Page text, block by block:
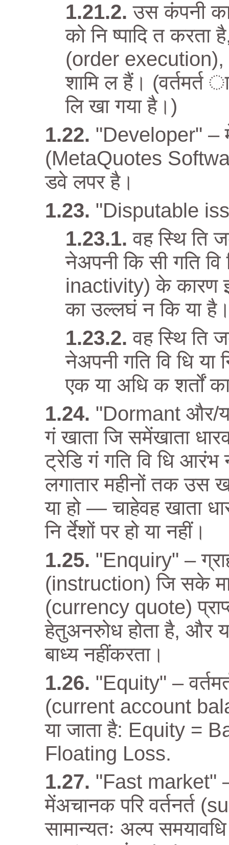
उस कंपनी
को नि ष्पादि त
(order execution),
शामि ल हैं। (वर्तमर्त
लि खा गया है।)
"Developer" –
(MetaQuotes
डवे लपर है।
"Disputable
वह स्थि ति
नेअपनी कि सी गति वि
inactivity) के कारण
का उल्लघं न कि या
वह स्थि ति
नेअपनी गति वि धि
एक या अधि क शर्तों
"Dormant और/
गं खाता जि समेंखाता
ट्रेडि गं गति वि धि आरंभ
लगातार महीनों तक उस
या हो — चाहेवह खाता
नि र्देशों पर हो या नहीं।
"Enquiry" –
(instruction) जि सके
(currency quote)
हेतुअनरुोध होता है, और
बाध्य नहींकरता।
"Equity" –
(current account
या जाता है: Equity =
Floating Loss.
"Fast market" –
मेंअचानक परि वर्तनर्त
सामान्यतः अल्प